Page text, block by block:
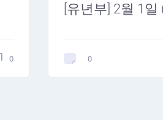
0
[유년부] 2월 1
0